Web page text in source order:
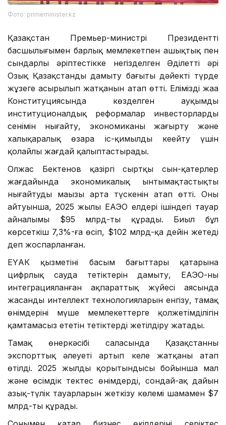
Фото: primeminister.kz
Қазақстан Премьер-министрі Президенттің
басшылығымен барлық мемлекетпен ашықтық пен
сындарлы әріптестікке негізделген Әділетті әрі
Озық Қазақстанды дамыту бағыты дәйекті түрде
жұзеге асырылып жатқанын атап өтті. Еліміздің жаңа
Конституциясында көзделген ауқымды
институционалдық реформалар инвесторлардың
сенімін нығайту, экономиканы жаңғырту және
халықаралық өзара іс-қимылды кеңейту үшін
қолайлы жағдай қалыптастырады.
Олжас Бектенов қазіргі сыртқы сын-қатерлер
жағдайында экономикалық ынтымақтастықты
нығайтудың маңызы арта түскенін атап өтті. Оның
айтуынша, 2025 жылы ЕАЭО елдері ішіндегі тауар
айналымы $95 млрд-ты құрады. Биыл бұл
көрсеткіш 7,3%-ға өсіп, $102 млрд-қа дейін жетеді
деп жоспарланған.
ЕҮАК қызметінің басым бағыттары қатарына
цифрлық сауда тетіктерін дамыту, ЕАЭО-ның
интеграцияланған ақпараттық жүйесі аясында
жасанды интеллект технологияларын енгізу, тамақ
өнімдерінің мүше мемлекеттерге қолжетімділігін
қамтамасыз ететін тетіктерді жетілдіру жатады.
Тамақ өнеркәсібі саласында Қазақстанның
экспорттық әлеуеті артып келе жатқаны атап
өтілді. 2025 жылдың қорытындысы бойынша мал
және өсімдік тектес өнімдерді, сондай-ақ дайын
азық-түлік тауарларын жеткізу көлемі шамамен $7
млрд-ты құрады.